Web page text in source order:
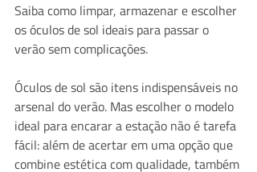
Saiba como limpar, armazenar e escolher
os óculos de sol ideais para passar o
verão sem complicações.
Óculos de sol são itens indispensáveis no
arsenal do verão. Mas escolher o modelo
ideal para encarar a estação não é tarefa
fácil: além de acertar em uma opção que
combine estética com qualidade, também